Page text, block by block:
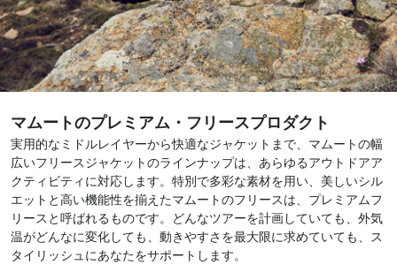
マムートのプレミアム・フリースプロダクト
実用的なミドルレイヤーから快適なジャケットまで、マムートの幅
広いフリースジャケットのラインナップは、あらゆるアウトドアア
クティビティに対応します。特別で多彩な素材を用い、美しいシル
エットと高い機能性を揃えたマムートのフリースは、プレミアムフ
リースと呼ばれるものです。どんなツアーを計画していても、外気
温がどんなに変化しても、動きやすさを最大限に求めていても、ス
タイリッシュにあなたをサポートします。